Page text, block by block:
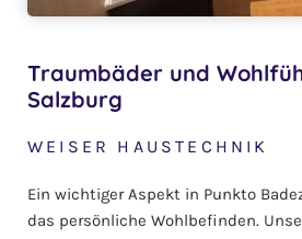
Traumbäder und
Salzburg
WEISER HAUSTECHNIK
Ein wichtiger Aspekt in Punkto
das persönliche Wohlbefinden.